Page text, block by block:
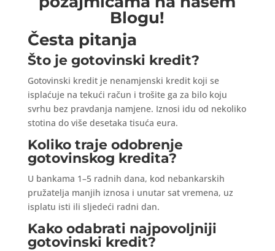
Blogu!
Česta pitanja
Što je gotovinski kredit?
Gotovinski kredit je nenamjenski kredit koji se
isplaćuje na tekući račun i trošite ga za bilo koju
svrhu bez pravdanja namjene. Iznosi idu od nekoliko
stotina do više desetaka tisuća eura.
Koliko traje odobrenje
gotovinskog kredita?
U bankama 1–5 radnih dana, kod nebankarskih
pružatelja manjih iznosa i unutar sat vremena, uz
isplatu isti ili sljedeći radni dan.
Kako odabrati najpovoljniji
gotovinski kredit?